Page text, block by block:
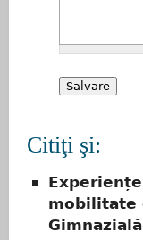
Citiţi şi:
mobilitate